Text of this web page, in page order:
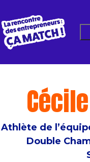
Cécile
Athlète de
Double